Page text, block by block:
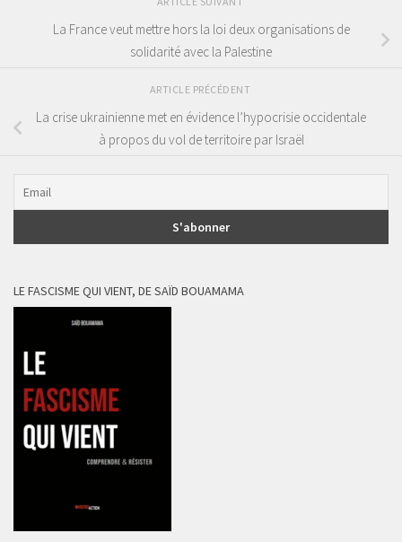
La France veut mettre hors la loi deux organisations de
solidarité avec la Palestine
ARTICLE PRÉCÉDENT
La crise ukrainienne met en évidence l’hypocrisie occidentale
à propos du vol de territoire par Israël
LE FASCISME QUI VIENT, DE SAÏD BOUAMAMA